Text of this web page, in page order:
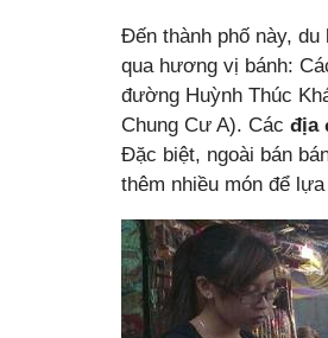
Đến thành phố này, du
qua hương vị bánh:
đường Huỳnh Thúc
Chung Cư A). Các địa
Đặc biệt, ngoài bán
thêm nhiều món để